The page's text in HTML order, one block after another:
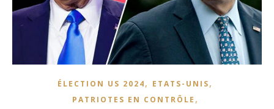
ÉLECTION US 2024, ETATS-UNIS,
PATRIOTES EN CONTRÔLE ,